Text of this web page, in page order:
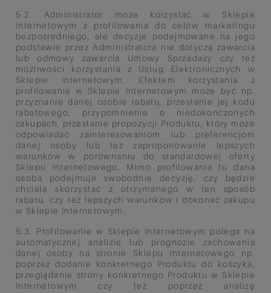
5.2. Administrator może korzystać w Sklepie
Internetowym z profilowania do celów marketingu
bezpośredniego, ale decyzje podejmowane na jego
podstawie przez Administratora nie dotyczą zawarcia
lub odmowy zawarcia Umowy Sprzedaży czy też
możliwości korzystania z Usług Elektronicznych w
Sklepie Internetowym. Efektem korzystania z
profilowania w Sklepie Internetowym może być np.
przyznanie danej osobie rabatu, przesłanie jej kodu
rabatowego, przypomnienie o niedokończonych
zakupach, przesłanie propozycji Produktu, który może
odpowiadać zainteresowaniom lub preferencjom
danej osoby lub też zaproponowanie lepszych
warunków w porównaniu do standardowej oferty
Sklepu Internetowego. Mimo profilowania to dana
osoba podejmuje swobodnie decyzję, czy będzie
chciała skorzystać z otrzymanego w ten sposób
rabatu, czy też lepszych warunków i dokonać zakupu
w Sklepie Internetowym.
5.3. Profilowanie w Sklepie Internetowym polega na
automatycznej analizie lub prognozie zachowania
danej osoby nastronie Sklepu Internetowego np.
poprzez dodanie konkretnego Produktu do koszyka,
przeglądanie strony konkretnego Produktu w Sklepie
Internetowym czy też poprzez analizę